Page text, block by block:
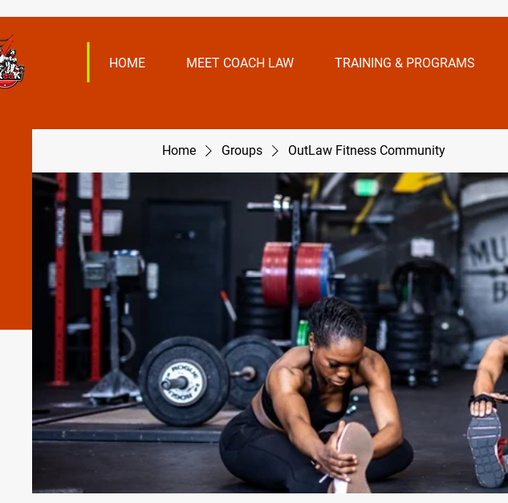
HOME MEET COACH LAW TRAINING & PROGRAMS
Home Groups OutLaw Fitness Community